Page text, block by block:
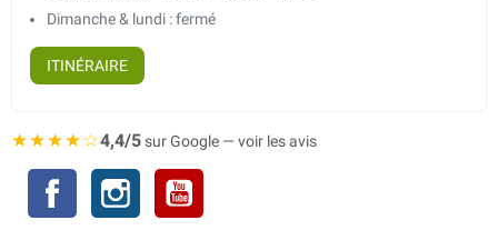
Dimanche & lundi : fermé
ITINÉRAIRE
★★★★☆4,4/5sur Google — voir les avis
Facebook Instagram